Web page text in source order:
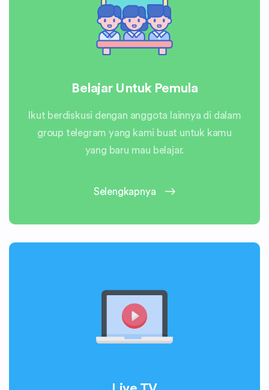
Belajar Untuk Pemula
Ikut berdiskusi dengan anggota lainnya di dalam
group telegram yang kami buat untuk kamu
yang baru mau belajar.
Selengkapnya